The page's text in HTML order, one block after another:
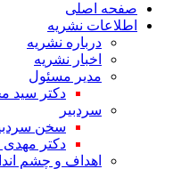
صفحه اصلی
اطلاعات نشریه
درباره نشریه
اخبار نشریه
مدیر مسئول
دکتر سید
سردبیر
سخن سردبیر
دکتر مهدی
اهداف و چشم انداز